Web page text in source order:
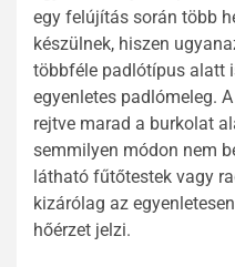
egy felújítás során több
készülnek, hiszen
többféle padlótípus alatt
egyenletes padlómeleg.
rejtve marad a burkolat
semmilyen módon nem
látható fűtőtestek vagy
kizárólag az
hőérzet jelzi.